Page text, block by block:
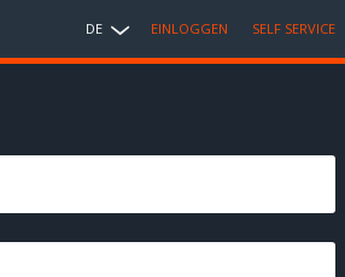
DE EINLOGGEN SELF SERVICE